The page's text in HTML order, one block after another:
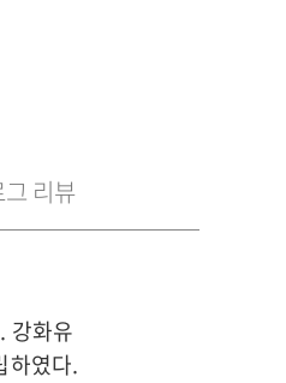
리뷰
강화유
하였다.